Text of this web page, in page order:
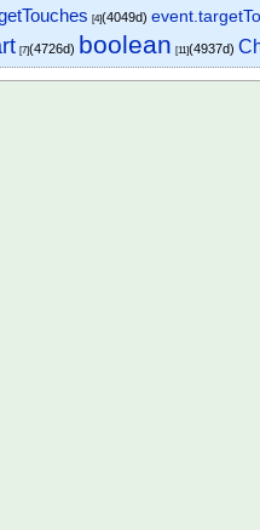
[4](4049d)
[7](4726d) boolean [11](4937d)